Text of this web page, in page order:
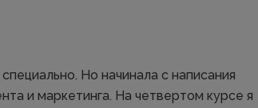
Но начинала с написания
и маркетинга. На четвертом курсе я